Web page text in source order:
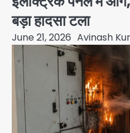
बड़ा हादसा टला
June 21, 2026 Avinash